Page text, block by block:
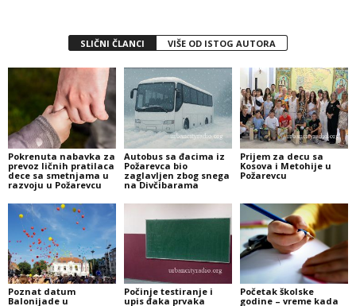
SLIČNI ČLANCI VIŠE OD ISTOG AUTORA
Pokrenuta nabavka za
prevoz ličnih pratilaca
dece sa smetnjama u
razvoju u Požarevcu
Autobus sa đacima iz
Požarevca bio
zaglavljen zbog snega
na Divčibarama
Prijem za decu sa
Kosova i Metohije u
Požarevcu
Poznat datum
Balonijade u
Počinje testiranje i
upis đaka prvaka
Početak školske
godine – vreme kada